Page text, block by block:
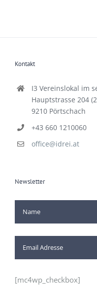
Kontakt
I3 Vereinslokal im
Hauptstrasse 204
9210 Pörtschach
+43 660 1210060
office@idrei.at
Newsletter
[mc4wp_checkbox]